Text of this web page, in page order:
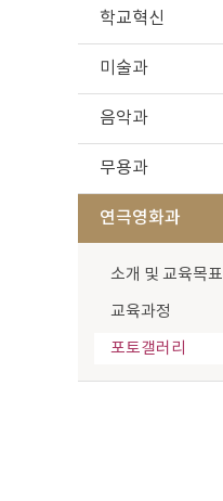
학교혁신
미술과
음악과
무용과
연극영화과
소개 및 교육목표
교육과정
포토갤러리